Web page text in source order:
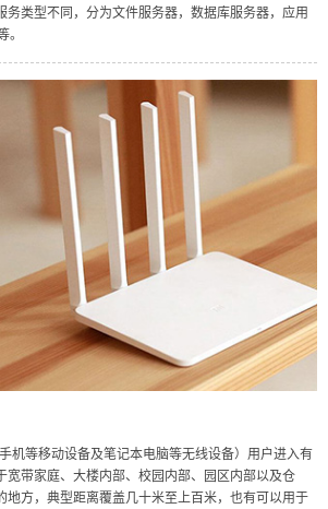
务类型不同，分为文件服务器，数据库服务器，应用
。
机等移动设备及笔记本电脑等无线设备）用户进入有
宽带家庭、大楼内部、校园内部、园区内部以及仓
地方，典型距离覆盖几十米至上百米，也有可以用于